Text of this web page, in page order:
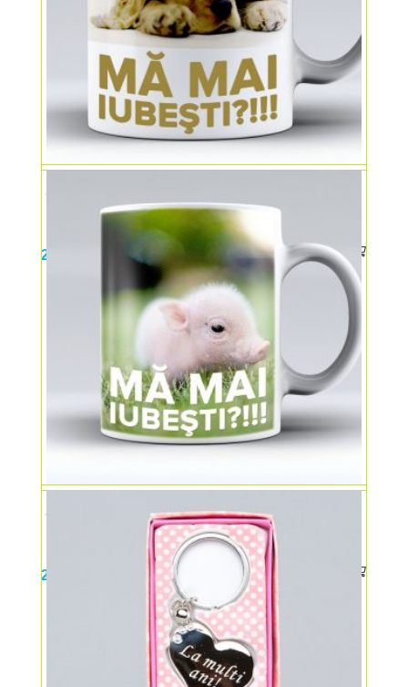
Cană ceramică mă iubești?
25,00
Cană ceramică – mă mai iubești?
25,00